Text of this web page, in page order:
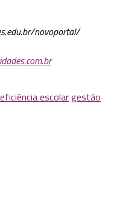
novoportal/
eficiência escolargestão